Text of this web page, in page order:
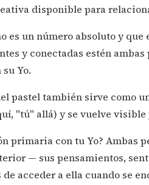
disponible para
es un número absoluto y
y conectadas estén
Yo.
pastel también sirve como
"tú" allá) y se vuelve
primaria con tu Yo? Ambas
— sus pensamientos,
acceder a ella cuando se